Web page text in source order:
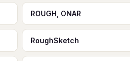
ROUGH, ONAR
RoughSketch